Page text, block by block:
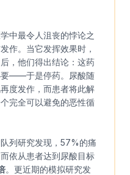
中最令人沮丧的悖论之
作。当它发挥效果时，
，他们得出结论：这药
——于是停药。尿酸随
度发作，而患者将此解
完全可以避免的恶性循
列研究发现，57%的痛
依从患者达到尿酸目标
。更近期的模拟研究发